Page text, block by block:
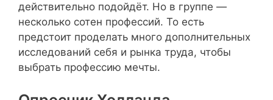
действительно подойдёт. Но в группе —
несколько сотен профессий. То есть
предстоит проделать много дополнительных
исследований себя и рынка труда, чтобы
выбрать профессию мечты.